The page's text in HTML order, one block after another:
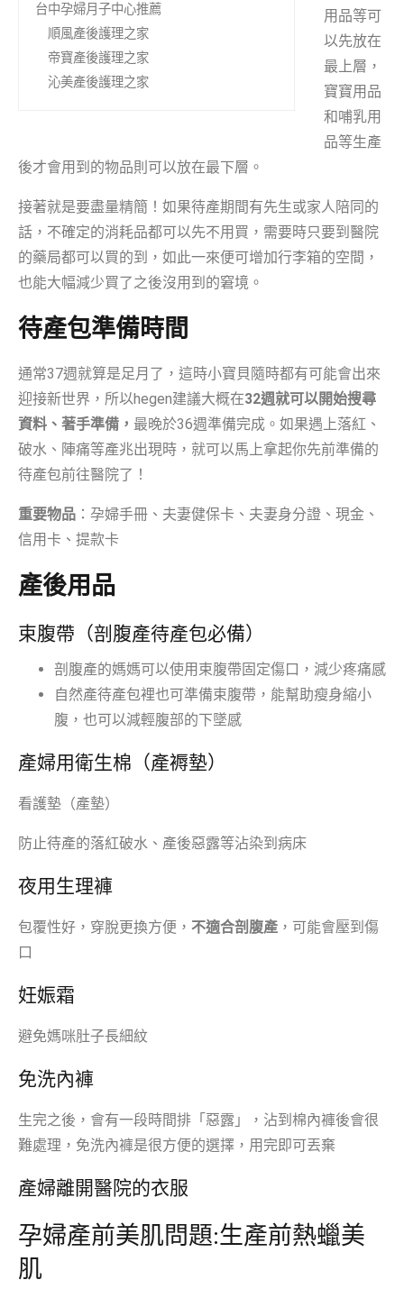
台中孕婦月子中心推薦
順風產後護理之家
帝寶產後護理之家
沁美產後護理之家
用品等可
以先放在
最上層，
寶寶用品
和哺乳用
品等生產
後才會用到的物品則可以放在最下層。
接著就是要盡量精簡！如果待產期間有先生或家人陪同的
話，不確定的消耗品都可以先不用買，需要時只要到醫院
的藥局都可以買的到，如此一來便可增加行李箱的空間，
也能大幅減少買了之後沒用到的窘境。
待產包準備時間
通常37週就算是足月了，這時小寶貝隨時都有可能會出來
迎接新世界，所以hegen建議大概在32週就可以開始搜尋
資料、著手準備， 最晚於36週準備完成。如果遇上落紅、
破水、陣痛等產兆出現時，就可以馬上拿起你先前準備的
待產包前往醫院了！
重要物品 ：孕婦手冊、夫妻健保卡、夫妻身分證、現金、
信用卡、提款卡
產後用品
束腹帶（剖腹產待產包必備）
剖腹產的媽媽可以使用束腹帶固定傷口，減少疼痛感
自然產待產包裡也可準備束腹帶，能幫助瘦身縮小
腹，也可以減輕腹部的下墜感
產婦用衛生棉（產褥墊）
看護墊（產墊）
防止待產的落紅破水、產後惡露等沾染到病床
夜用生理褲
包覆性好，穿脫更換方便， 不適合剖腹產 ，可能會壓到傷
口
妊娠霜
避免媽咪肚子長細紋
免洗內褲
生完之後，會有一段時間排「惡露」，沾到棉內褲後會很
難處理，免洗內褲是很方便的選擇，用完即可丟棄
產婦離開醫院的衣服
孕婦產前美肌問題:生產前熱蠟美
肌